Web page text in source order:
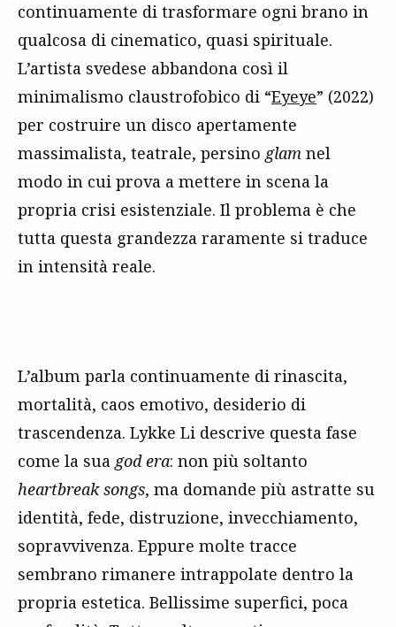
continuamente di trasformare ogni brano in
qualcosa di cinematico, quasi spirituale.
L’artista svedese abbandona così il
minimalismo claustrofobico di “Eyeye” (2022)
per costruire un disco apertamente
massimalista, teatrale, persino glam nel
modo in cui prova a mettere in scena la
propria crisi esistenziale. Il problema è che
tutta questa grandezza raramente si traduce
in intensità reale.
L’album parla continuamente di rinascita,
mortalità, caos emotivo, desiderio di
trascendenza. Lykke Li descrive questa fase
come la sua god era: non più soltanto
heartbreak songs, ma domande più astratte su
identità, fede, distruzione, invecchiamento,
sopravvivenza. Eppure molte tracce
sembrano rimanere intrappolate dentro la
propria estetica. Bellissime superfici, poca